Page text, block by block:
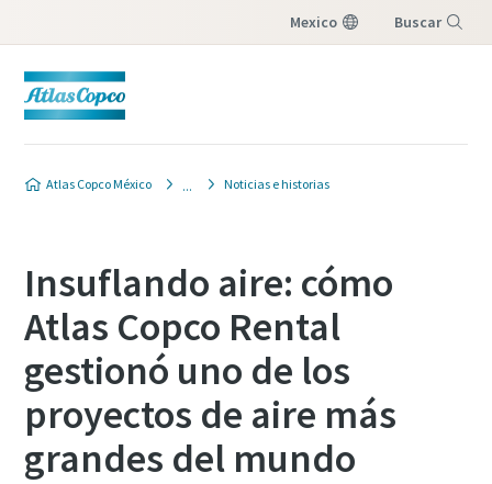
Mexico Buscar
Atlas Copco México Noticias e historias
Insuflando aire: cómo
Atlas Copco Rental
gestionó uno de los
proyectos de aire más
grandes del mundo